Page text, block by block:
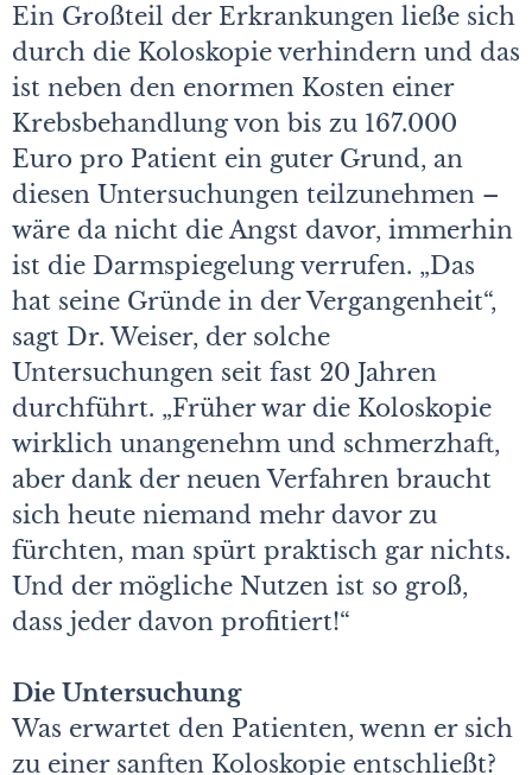
Ein Großteil der Erkrankungen ließe sich
durch die Koloskopie verhindern und das
ist neben den enormen Kosten einer
Krebsbehandlung von bis zu 167.000
Euro pro Patient ein guter Grund, an
diesen Untersuchungen teilzunehmen –
wäre da nicht die Angst davor, immerhin
ist die Darmspiegelung verrufen. „Das
hat seine Gründe in der Vergangenheit“,
sagt Dr. Weiser, der solche
Untersuchungen seit fast 20 Jahren
durchführt. „Früher war die Koloskopie
wirklich unangenehm und schmerzhaft,
aber dank der neuen Verfahren braucht
sich heute niemand mehr davor zu
fürchten, man spürt praktisch gar nichts.
Und der mögliche Nutzen ist so groß,
dass jeder davon profitiert!“
Die Untersuchung
Was erwartet den Patienten, wenn er sich
zu einer sanften Koloskopie entschließt?